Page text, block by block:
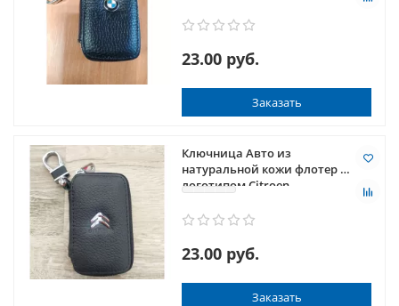
23.00 руб.
Заказать
Ключница Авто из
натуральной кожи флотер с
логотипом Citroen
23.00 руб.
Заказать